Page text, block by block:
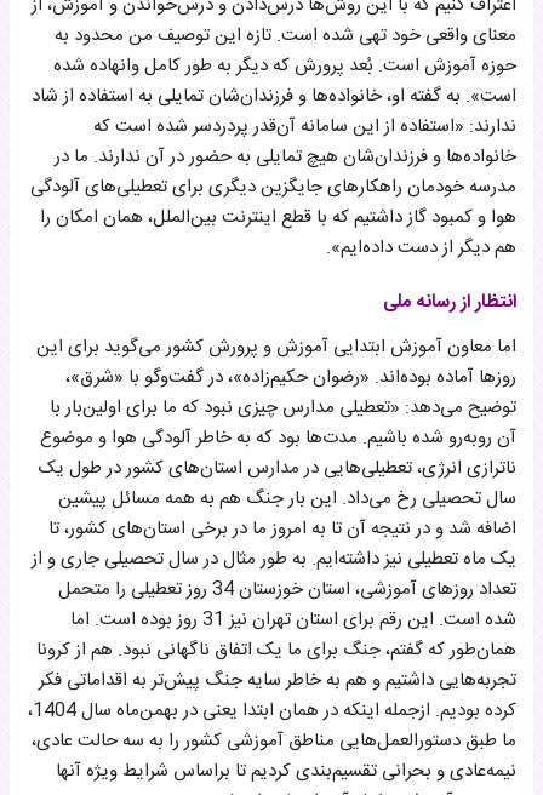
معنای واقعی خود تهی شده‌ است. تازه این توصیف من محدود به
حوزه آموزش است. بُعد پرورش که دیگر به طور کامل وانهاده شده
است». به گفته او، خانواده‌ها و فرزندان‌شان تمایلی به استفاده از شاد
ندارند: «استفاده از این سامانه آن‌قدر پردردسر شده است که
خانواده‌ها و فرزندان‌شان هیچ تمایلی به حضور در آن ندارند. ما در
مدرسه خودمان راهکارهای جایگزین دیگری برای تعطیلی‌های آلودگی
هوا و کمبود گاز داشتیم که با قطع اینترنت بین‌الملل، همان امکان را
هم دیگر از دست داده‌ایم».
انتظار از رسانه ملی
اما معاون آموزش ابتدایی آموزش‌ و پرورش کشور می‌گوید برای این
روزها آماده بوده‌اند. «رضوان حکیم‌زاده»، در گفت‌و‌گو با «شرق»،
توضیح می‌دهد: «تعطیلی مدارس چیزی نبود که ما برای اولین‌بار با
آن روبه‌رو شده باشیم. مدت‌ها بود که به خاطر آلودگی هوا و موضوع
ناترازی انرژی، تعطیلی‌هایی در مدارس استان‌های کشور در طول یک
سال تحصیلی رخ می‌داد. این‌ بار جنگ هم به همه مسائل پیشین
اضافه شد و در نتیجه آن تا به امروز ما در برخی استان‌های کشور، تا
یک ماه تعطیلی نیز داشته‌ایم. به طور مثال در سال تحصیلی جاری و از
تعداد روزهای آموزشی، استان خوزستان 34 روز تعطیلی را متحمل
شده است. این رقم برای استان تهران نیز 31 روز بوده است. اما
همان‌طور که گفتم، جنگ برای ما یک اتفاق ناگهانی نبود. هم از کرونا
تجربه‌هایی داشتیم و هم به خاطر سایه جنگ پیش‌تر به اقداماتی فکر
کرده بودیم. از‌جمله اینکه در همان ابتدا یعنی در بهمن‌ماه سال 1404،
ما طبق دستورالعمل‌هایی مناطق آموزشی کشور را به سه حالت عادی،
نیمه‌عادی و بحرانی تقسیم‌بندی کردیم تا بر‌اساس شرایط ویژه آنها